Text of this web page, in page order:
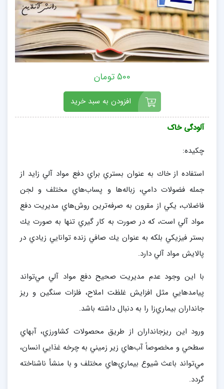
500 تومان
افزودن به سبد خرید
آلودگی خاک
چكيده:
استفاده از خاك به عنوان بستري براي دفع مواد آلي زايد از
جمله فضولات دامي، زباله‌ها و پساب‌هاي مختلف و لجن
فاضلاب، يكي از مقرون به صرفه‌ترين روش‌هاي مديريت دفع
مواد آلي است، كه در صورت به كار گيري تنها به صورت يك
بستر فيزيكي بلكه به عنوان يك صافي زنده توانايي زيادي در
پالايش مواد آلي دارد.
با اين وجود عدم مديريت صحيح دفع مواد آلي مي‌تواند
پيامدهايي مثل افزايش غلظت املاح، فلزات سنگين و ريز
جانداران بيماري‌زا را به دنبال داشته باشد.
ورود اين ريزجانداران از طريق محصولات كشاورزي، آبهاي
سطحي و مخصوصاً آب‌هاي زير زميني به چرخه غذايي انسان،
مي‌تواند باعث شيوع بيماري‌هاي مختلف و با منشأ ناشناخته
گردد.